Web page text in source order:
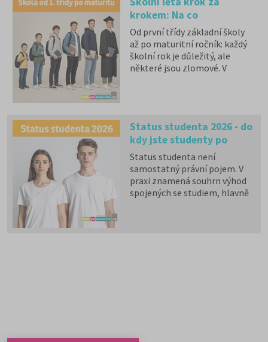
krokem: Na co
nezapomenout od 1. třídy
až po maturitu
Od první třídy základní školy
až po maturitní ročník: každý
školní rok je důležitý, ale
některé jsou zlomové. V
Status studenta 2026 - do
kdy jste studenty po
maturitě?
Status studenta není
samostatný právní pojem. V
praxi znamená souhrn výhod
spojených se studiem, hlavně